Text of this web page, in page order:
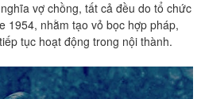
vợ chồng, tất cả đều do tổ chức
1954, nhằm tạo vỏ bọc hợp pháp,
tục hoạt động trong nội thành.